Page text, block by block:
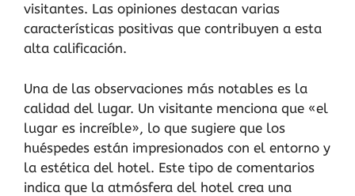
visitantes. Las opiniones destacan varias
características positivas que contribuyen a esta
alta calificación.
Una de las observaciones más notables es la
calidad del lugar. Un visitante menciona que «el
lugar es increíble», lo que sugiere que los
huéspedes están impresionados con el entorno y
la estética del hotel. Este tipo de comentarios
indica que la atmósfera del hotel crea una